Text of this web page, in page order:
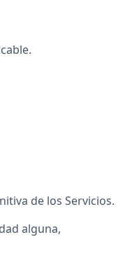
de los Servicios.
alguna,